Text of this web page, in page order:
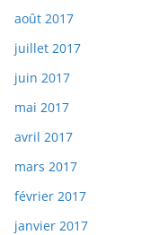
août 2017
juillet 2017
juin 2017
mai 2017
avril 2017
mars 2017
février 2017
janvier 2017